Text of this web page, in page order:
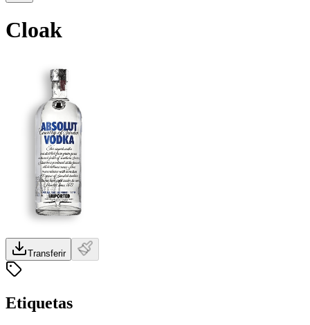
Cloak
Transferir
Etiquetas